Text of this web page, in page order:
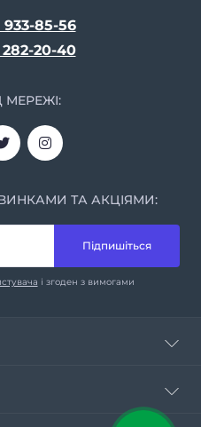
85-56
20-40
МЕРЕЖІ:
ТА АКЦІЯМИ:
Підпишіться
і згоден з вимогами